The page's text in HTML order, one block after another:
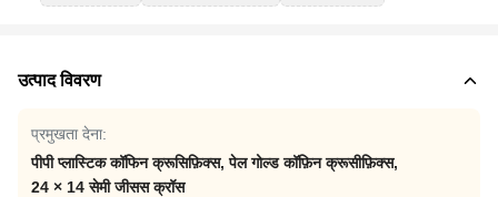
उत्पाद विवरण
प्रमुखता देना:
पीपी प्लास्टिक कॉफिन क्रूसिफ़िक्स,पेल गोल्ड कॉफ़िन क्रूसीफ़िक्स,
24 × 14 सेमी जीसस क्रॉस